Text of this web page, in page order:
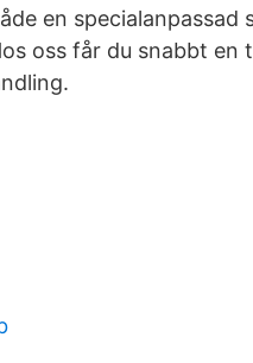
en
oss får du snabbt